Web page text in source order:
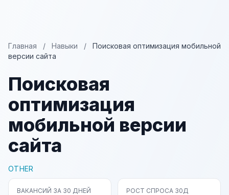
Главная / Навыки /
Поисковая оптимизация мобильной
версии сайта
Поисковая
оптимизация
мобильной версии
сайта
OTHER
ВАКАНСИЙ ЗА 30 ДНЕЙ РОСТ СПРОСА 30Д